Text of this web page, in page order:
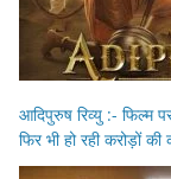
आदिपुरुष रिव्यु :- फिल्म
फिर भी हो रही करोड़ों